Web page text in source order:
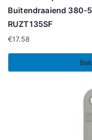
Buitendraaiend 380-
RUZT135SF
€17.58